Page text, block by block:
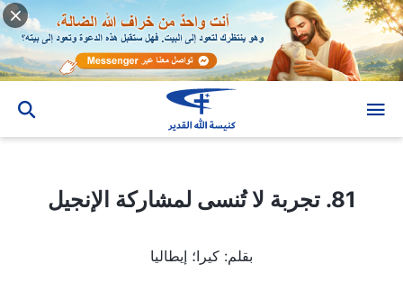
81. تجربة لا تُنسى لمشاركة الإنجيل
بقلم: كيرا؛ إيطاليا